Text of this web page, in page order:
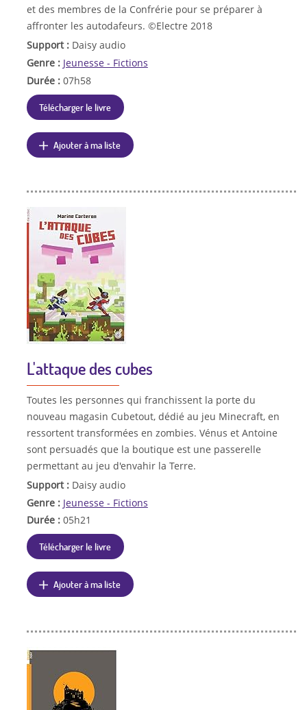
et des membres de la Confrérie pour se préparer à
affronter les autodafeurs. ©Electre 2018
Support : Daisy audio
Genre : Jeunesse - Fictions
Durée : 07h58
Télécharger le livre
Ajouter à ma liste
L'attaque des cubes
Toutes les personnes qui franchissent la porte du
nouveau magasin Cubetout, dédié au jeu Minecraft, en
ressortent transformées en zombies. Vénus et Antoine
sont persuadés que la boutique est une passerelle
permettant au jeu d'envahir la Terre.
Support : Daisy audio
Genre : Jeunesse - Fictions
Durée : 05h21
Télécharger le livre
Ajouter à ma liste